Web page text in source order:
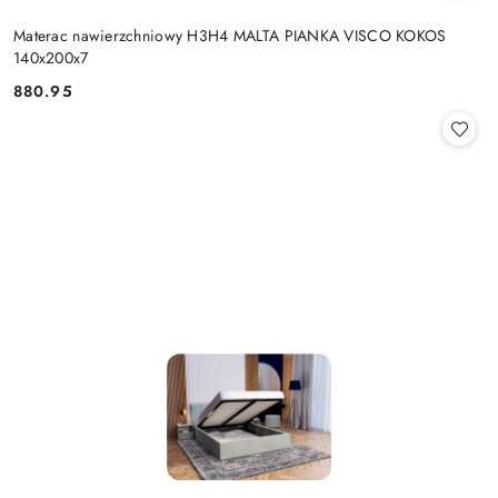
Materac nawierzchniowy H3H4 MALTA PIANKA VISCO KOKOS
140x200x7
Cena:
880.95